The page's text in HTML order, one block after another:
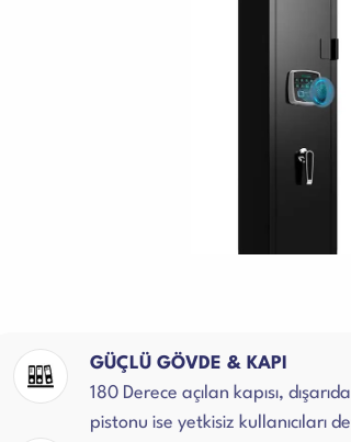
GÜÇLÜ GÖVDE & KAPI
180 Derece açılan kapısı,
pistonu ise yetkisiz kullanıcıları